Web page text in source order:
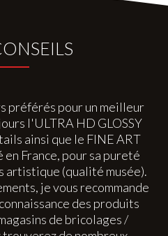
préférés pour un meilleur
l'ULTRA HD GLOSSY
ainsi que le FINE ART
France, pour sa pureté
artistique (qualité musée).
je vous recommande
des produits
de bricolages /